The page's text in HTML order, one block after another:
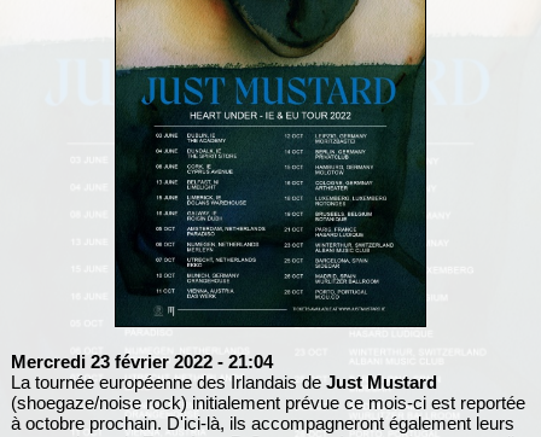
Mercredi 23 février 2022 - 21:04
La tournée européenne des Irlandais de Just Mustard
(shoegaze/noise rock) initialement prévue ce mois-ci est reportée
à octobre prochain. D'ici-là, ils accompagneront également leurs